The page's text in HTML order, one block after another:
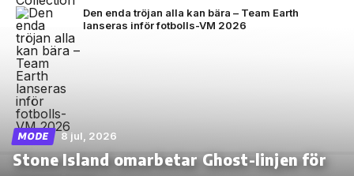
Den enda tröjan alla kan bära – Team Earth
lanseras inför fotbolls-VM 2026
MODE 8 jul, 2026
Stone Island omarbetar Ghost-linjen för